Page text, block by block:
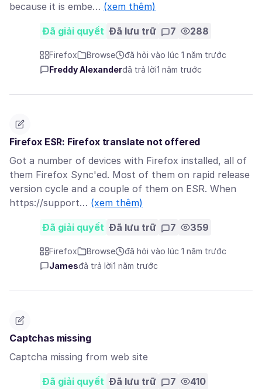
because it is embe… (xem thêm)
Đã giải quyết Đã lưu trữ 7 288
Firefox Browse
đã hỏi vào lúc 1 năm trước
Freddy Alexanderđã trả lời1 năm trước
Firefox ESR: Firefox translate not offered
Got a number of devices with Firefox installed, all of
them Firefox Sync'ed. Most of them on rapid release
version cycle and a couple of them on ESR. When
https://support… (xem thêm)
Đã giải quyết Đã lưu trữ 7 359
Firefox Browse
đã hỏi vào lúc 1 năm trước
Jamesđã trả lời1 năm trước
Captchas missing
Captcha missing from web site
Đã giải quyết Đã lưu trữ 7 410